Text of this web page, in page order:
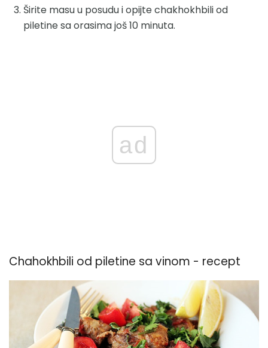
Širite masu u posudu i opijte chakhokhbili od
piletine sa orasima još 10 minuta.
ad
Chahokhbili od piletine sa vinom - recept